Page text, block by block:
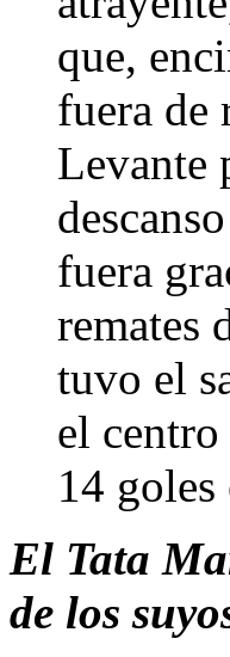
que,
fuera de
Levante
fuera
remates
tuvo el
el
14
El Tata
de los